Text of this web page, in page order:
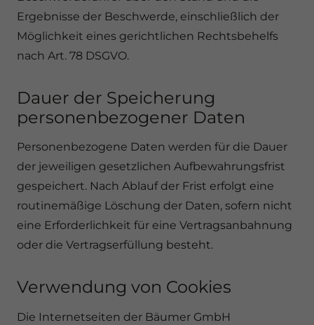
Ergebnisse der Beschwerde, einschließlich der
Möglichkeit eines gerichtlichen Rechtsbehelfs
nach Art. 78 DSGVO.
Dauer der Speicherung
personenbezogener Daten
Personenbezogene Daten werden für die Dauer
der jeweiligen gesetzlichen Aufbewahrungsfrist
gespeichert. Nach Ablauf der Frist erfolgt eine
routinemäßige Löschung der Daten, sofern nicht
eine Erforderlichkeit für eine Vertragsanbahnung
oder die Vertragserfüllung besteht.
Verwendung von Cookies
Die Internetseiten der Bäumer GmbH